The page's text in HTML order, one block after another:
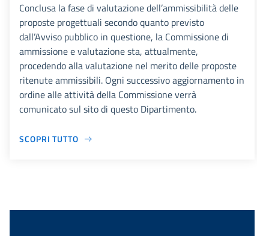
Conclusa la fase di valutazione dell’ammissibilità delle
proposte progettuali secondo quanto previsto
dall’Avviso pubblico in questione, la Commissione di
ammissione e valutazione sta, attualmente,
procedendo alla valutazione nel merito delle proposte
ritenute ammissibili. Ogni successivo aggiornamento in
ordine alle attività della Commissione verrà
comunicato sul sito di questo Dipartimento.
SCOPRI TUTTO